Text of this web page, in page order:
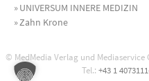
»UNIVERSUM INNERE MEDIZIN
»Zahn Krone
© MedMedia Verlag und Mediaservice
Tel.: +43 1